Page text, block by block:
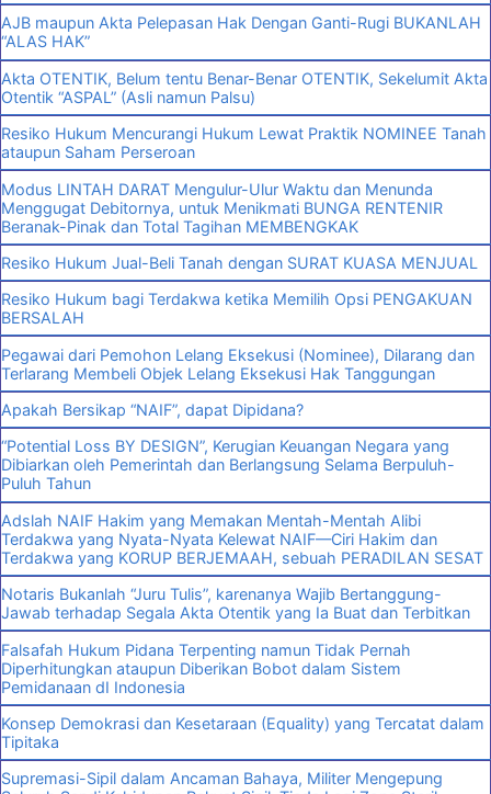
AJB maupun Akta Pelepasan Hak Dengan Ganti-Rugi BUKANLAH
“ALAS HAK”
Akta OTENTIK, Belum tentu Benar-Benar OTENTIK, Sekelumit Akta
Otentik “ASPAL” (Asli namun Palsu)
Resiko Hukum Mencurangi Hukum Lewat Praktik NOMINEE Tanah
ataupun Saham Perseroan
Modus LINTAH DARAT Mengulur-Ulur Waktu dan Menunda
Menggugat Debitornya, untuk Menikmati BUNGA RENTENIR
Beranak-Pinak dan Total Tagihan MEMBENGKAK
Resiko Hukum Jual-Beli Tanah dengan SURAT KUASA MENJUAL
Resiko Hukum bagi Terdakwa ketika Memilih Opsi PENGAKUAN
BERSALAH
Pegawai dari Pemohon Lelang Eksekusi (Nominee), Dilarang dan
Terlarang Membeli Objek Lelang Eksekusi Hak Tanggungan
Apakah Bersikap “NAIF”, dapat Dipidana?
“Potential Loss BY DESIGN”, Kerugian Keuangan Negara yang
Dibiarkan oleh Pemerintah dan Berlangsung Selama Berpuluh-
Puluh Tahun
Adslah NAIF Hakim yang Memakan Mentah-Mentah Alibi
Terdakwa yang Nyata-Nyata Kelewat NAIF—Ciri Hakim dan
Terdakwa yang KORUP BERJEMAAH, sebuah PERADILAN SESAT
Notaris Bukanlah “Juru Tulis”, karenanya Wajib Bertanggung-
Jawab terhadap Segala Akta Otentik yang Ia Buat dan Terbitkan
Falsafah Hukum Pidana Terpenting namun Tidak Pernah
Diperhitungkan ataupun Diberikan Bobot dalam Sistem
Pemidanaan dI Indonesia
Konsep Demokrasi dan Kesetaraan (Equality) yang Tercatat dalam
Tipitaka
Supremasi-Sipil dalam Ancaman Bahaya, Militer Mengepung